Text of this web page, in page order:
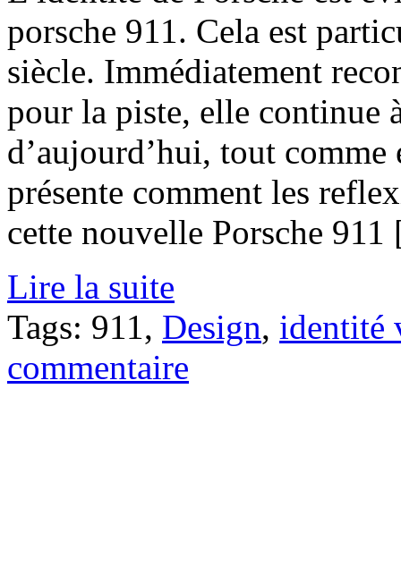
porsche 911. Cela est
siècle. Immédiatement
pour la piste, elle continue
d’aujourd’hui, tout
présente comment les
cette nouvelle Porsche 911
Lire la suite
Tags: 911, Design, identité
commentaire